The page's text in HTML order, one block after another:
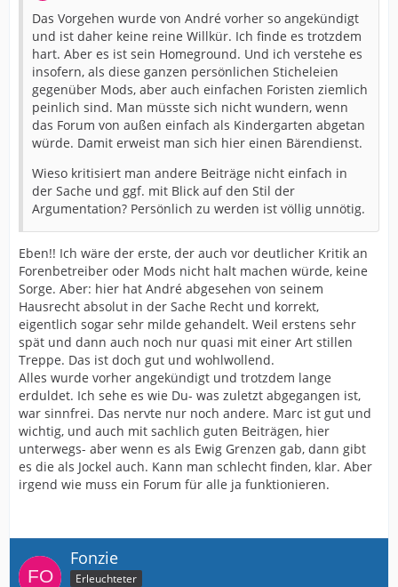
Das Vorgehen wurde von André vorher so angekündigt
und ist daher keine reine Willkür. Ich finde es trotzdem
hart. Aber es ist sein Homeground. Und ich verstehe es
insofern, als diese ganzen persönlichen Sticheleien
gegenüber Mods, aber auch einfachen Foristen ziemlich
peinlich sind. Man müsste sich nicht wundern, wenn
das Forum von außen einfach als Kindergarten abgetan
würde. Damit erweist man sich hier einen Bärendienst.
Wieso kritisiert man andere Beiträge nicht einfach in
der Sache und ggf. mit Blick auf den Stil der
Argumentation? Persönlich zu werden ist völlig unnötig.
Eben!! Ich wäre der erste, der auch vor deutlicher Kritik an
Forenbetreiber oder Mods nicht halt machen würde, keine
Sorge. Aber: hier hat André abgesehen von seinem
Hausrecht absolut in der Sache Recht und korrekt,
eigentlich sogar sehr milde gehandelt. Weil erstens sehr
spät und dann auch noch nur quasi mit einer Art stillen
Treppe. Das ist doch gut und wohlwollend.
Alles wurde vorher angekündigt und trotzdem lange
erduldet. Ich sehe es wie Du- was zuletzt abgegangen ist,
war sinnfrei. Das nervte nur noch andere. Marc ist gut und
wichtig, und auch mit sachlich guten Beiträgen, hier
unterwegs- aber wenn es als Ewig Grenzen gab, dann gibt
es die als Jockel auch. Kann man schlecht finden, klar. Aber
irgend wie muss ein Forum für alle ja funktionieren.
Fonzie
Erleuchteter